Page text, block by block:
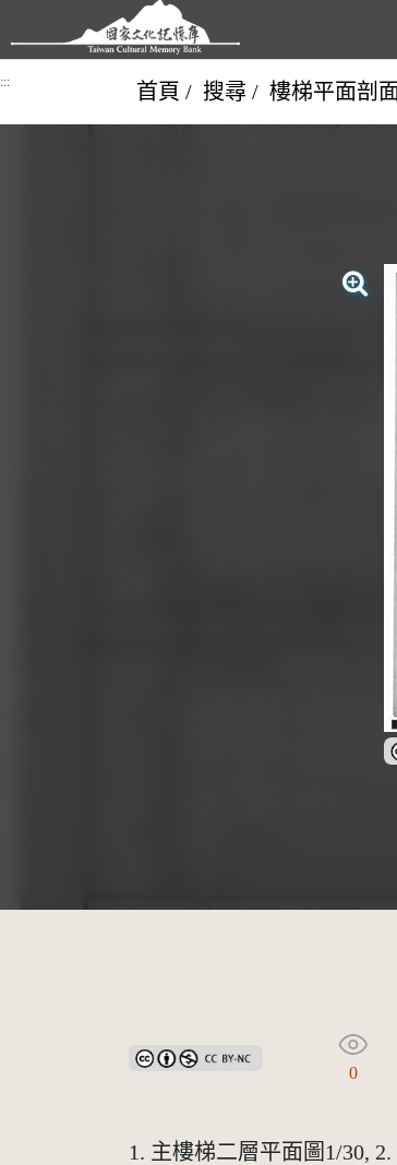
跳到主要內容區塊
::: 首頁 搜尋 樓梯平面剖
創用CC姓名標示-非商業性
0
1. 主樓梯二層平面圖1/30,